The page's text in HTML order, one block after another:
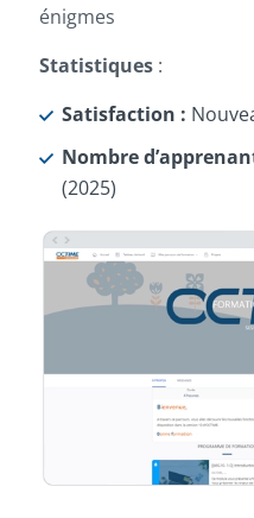
énigmes
Statistiques :
Satisfaction :
Nombre
(2025)